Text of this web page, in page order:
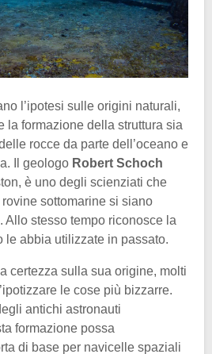
l’ipotesi sulle origini naturali,
la formazione della struttura sia
rocce da parte dell’oceano e
Il geologo Robert Schoch
è uno degli scienziati che
sottomarine si siano
Allo stesso tempo riconosce la
le abbia utilizzate in passato.
certezza sulla sua origine, molti
le cose più bizzarre.
antichi astronauti
formazione possa
di base per navicelle spaziali